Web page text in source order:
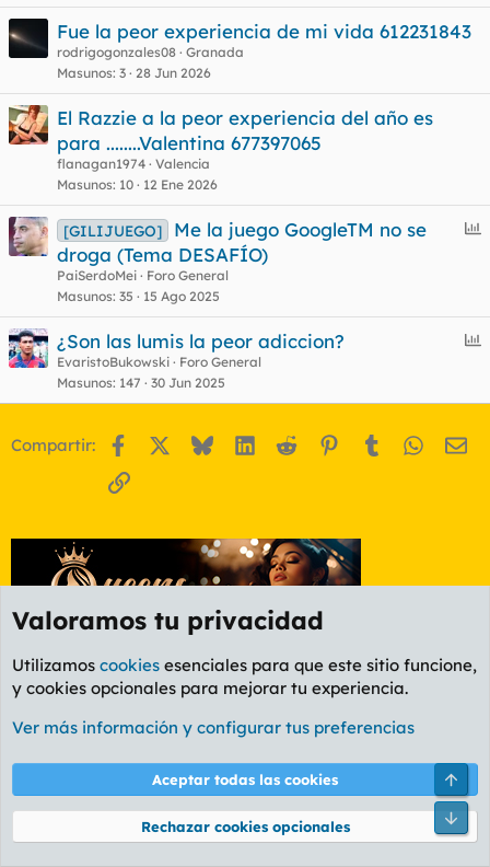
Fue la peor experiencia de mi vida 612231843
rodrigogonzales08 Granada
Masunos 3 28 Jun 2026
El Razzie a la peor experiencia del año es
para ........Valentina 677397065
flanagan1974 Valencia
Masunos 10 12 Ene 2026
E
e
s
[GILIJUEGO]
Me la juego GoogleTM no se
droga (Tema DESAFÍO)
PaiSerdoMei
Foro General
Masunos 35 15 Ago 2025
E
u
¿Son las lumis la peor adiccion?
EvaristoBukowski
Foro General
Masunos 147 30 Jun 2025
Compartir: Facebook BlueskyLinkedIn
Reddit Pinterest
Tumblr
Enlace
Foro General
Cookies
PL OLDSTYLE AMARILLO
Términos y reglas Política de privacidad Ayuda
Community platform by XenForo® © 2010-2026 XenForo Ltd.
Valoramos tu privacidad
Utilizamos cookies esenciales para que este sitio funcione,
y cookies opcionales para mejorar tu experiencia.
Ver más información y configurar tus preferencias
Aceptar todas las cookies
Rechazar cookies opcionales
Pie